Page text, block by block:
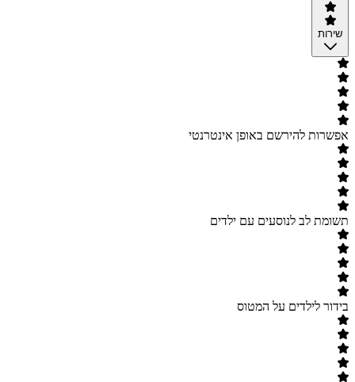
שירות
אפשרות להירשם באופן אינטרנטי
תשומת לב לנוסעים עם ילדים
בידור לילדים על המטוס